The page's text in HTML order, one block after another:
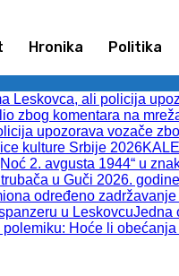
Hronika Politika
Leskovca, ali policija
zbog komentara na
upozorava vozače
kulture Srbije 2026
2. avgusta 1944“ u
u Guči 2026.
određeno
u LeskovcuJedna
Hoće li